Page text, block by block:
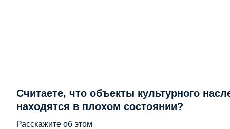
Считаете, что объекты культурного
находятся в плохом состоянии?
Расскажите об этом